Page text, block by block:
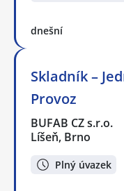
dnešní
Skladník –
Provoz
BUFAB CZ s.r.o.
Líšeň, Brno
Plný úvazek